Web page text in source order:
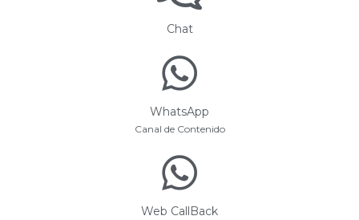
Chat
WhatsApp
Canal de Contenido
Web CallBack